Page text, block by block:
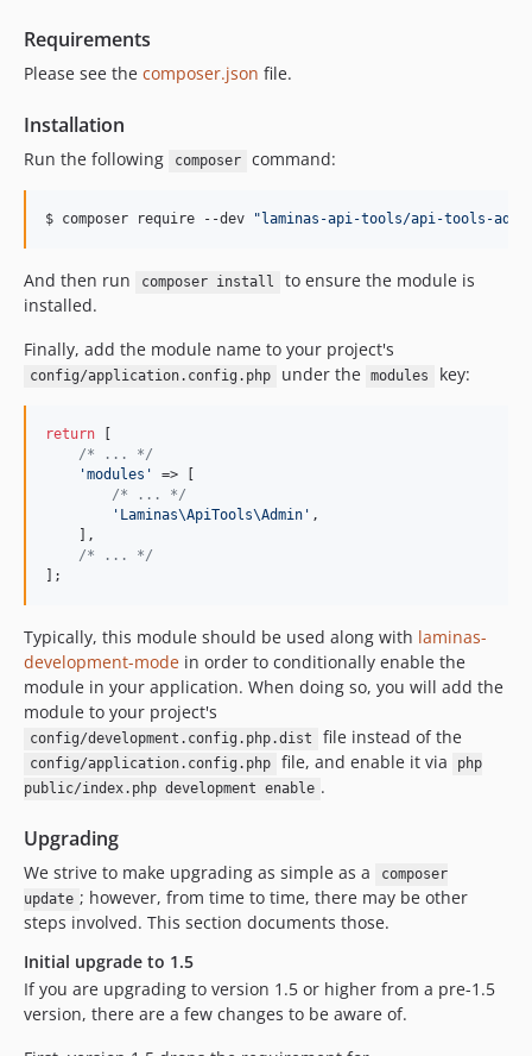
1.3.2
1.3.1p1
1.3.0p1
1.3.0
1.2.2
1.2.1
1.2.0
1.1.2p1
1.1.1p1
1.0.5p1
1.0.4p1
1.0.4
1.0.3p1
1.0.3
1.0.2p1
1.0.2
1.0.1
1.0.0p1
1.0.0
1.0.0beta2
1.0.0beta1
Requirements
Please see the composer.json file.
Installation
Run the following composer command:
$ composer require --dev " laminas-api-tools/api-tools-
And then run composer install
to ensure the module is
installed.
Finally, add the module name to your project's
config/application.config.php under the modules key:
return
/* ... */
'modules '
=> [
/* ... */
' Laminas\ApiTools\Admin ' ,
    ],
/* ... */
];
Typically, this module should be used along with laminas-
development-mode in order to conditionally enable the
module in your application. When doing so, you will add the
module to your project's
config/development.config.php.dist file instead of the
config/application.config.php file, and enable it via
php
public/index.php development enable .
Upgrading
We strive to make upgrading as simple as a
composer
update ; however, from time to time, there may be other
steps involved. This section documents those.
Initial upgrade to 1.5
If you are upgrading to version 1.5 or higher from a pre-1.5
version, there are a few changes to be aware of.